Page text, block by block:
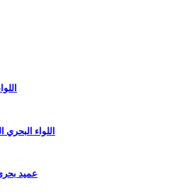
اللواء البحري
عميد